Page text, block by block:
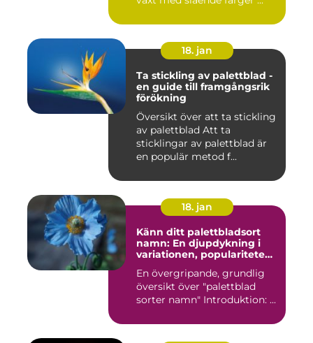
18. jan
Ta stickling av palettblad -
en guide till framgångsrik
förökning
Översikt över att ta stickling
av palettblad Att ta
sticklingar av palettblad är
en populär metod f...
18. jan
Känn ditt palettbladsort
namn: En djupdykning i
variationen, populariteten
En övergripande, grundlig
översikt över "palettblad
sorter namn" Introduktion: ...